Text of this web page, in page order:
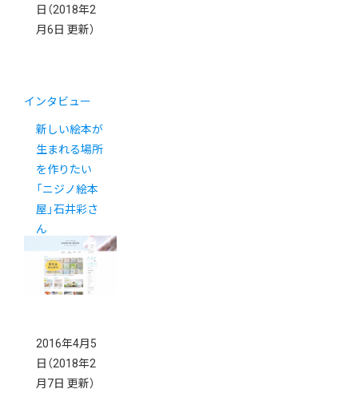
日 （2018年2
月6日 更新）
インタビュー
新しい絵本が
生まれる場所
を作りたい
「ニジノ絵本
屋」石井彩さ
ん
2016年4月5
日 （2018年2
月7日 更新）